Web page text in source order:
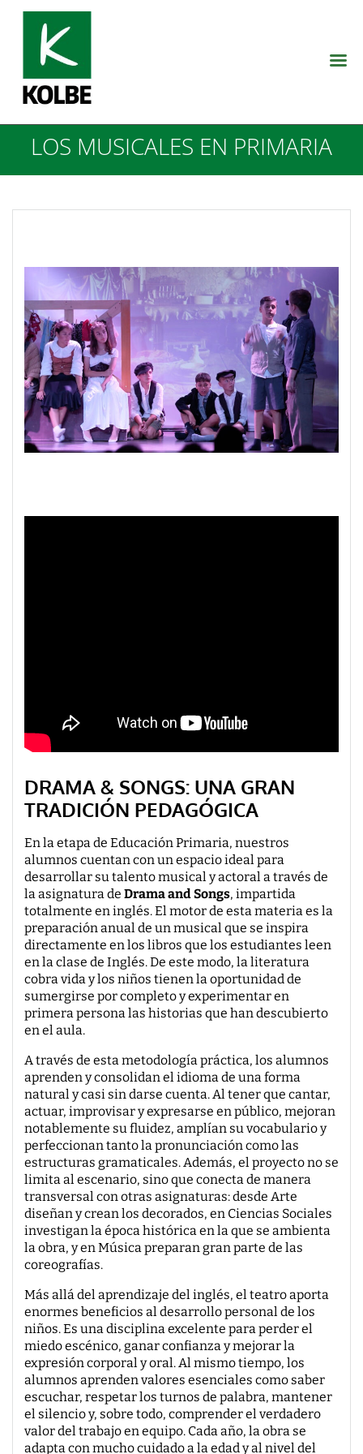
LOS MUSICALES EN PRIMARIA
DRAMA & SONGS: UNA GRAN
TRADICIÓN PEDAGÓGICA
En la etapa de Educación Primaria, nuestros
alumnos cuentan con un espacio ideal para
desarrollar su talento musical y actoral a través de
la asignatura de Drama and Songs, impartida
totalmente en inglés. El motor de esta materia es la
preparación anual de un musical que se inspira
directamente en los libros que los estudiantes leen
en la clase de Inglés. De este modo, la literatura
cobra vida y los niños tienen la oportunidad de
sumergirse por completo y experimentar en
primera persona las historias que han descubierto
en el aula.
A través de esta metodología práctica, los alumnos
aprenden y consolidan el idioma de una forma
natural y casi sin darse cuenta. Al tener que cantar,
actuar, improvisar y expresarse en público, mejoran
notablemente su fluidez, amplían su vocabulario y
perfeccionan tanto la pronunciación como las
estructuras gramaticales. Además, el proyecto no se
limita al escenario, sino que conecta de manera
transversal con otras asignaturas: desde Arte
diseñan y crean los decorados, en Ciencias Sociales
investigan la época histórica en la que se ambienta
la obra, y en Música preparan gran parte de las
coreografías.
Más allá del aprendizaje del inglés, el teatro aporta
enormes beneficios al desarrollo personal de los
niños. Es una disciplina excelente para perder el
miedo escénico, ganar confianza y mejorar la
expresión corporal y oral. Al mismo tiempo, los
alumnos aprenden valores esenciales como saber
escuchar, respetar los turnos de palabra, mantener
el silencio y, sobre todo, comprender el verdadero
valor del trabajo en equipo. Cada año, la obra se
adapta con mucho cuidado a la edad y al nivel del